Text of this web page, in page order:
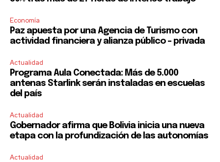
Economía
Paz apuesta por una Agencia de Turismo con
actividad financiera y alianza público – privada
Actualidad
Programa Aula Conectada: Más de 5.000
antenas Starlink serán instaladas en escuelas
del país
Actualidad
Gobernador afirma que Bolivia inicia una nueva
etapa con la profundización de las autonomías
Actualidad